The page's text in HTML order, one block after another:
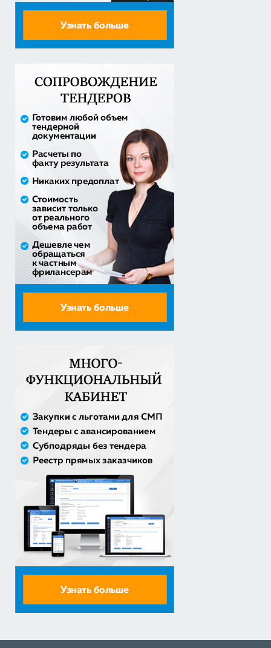
Оказание услуг по организации отдыха и
оздоровления детей из...
20% аванс;
Закупка путевок в детские специализированные
3 241 482,30 руб. - сумма сделки
30% аванс;
приобретение жилого помещения (квартиры) в
муниципальную соб...
1 538 252,80 руб. - сумма сделки
30% аванс;
Закупка путевок в санаторно-курортные организации
детям-сиро...
5 860 400,00 руб. - сумма сделки
30% аванс;
Оказание услуг по организации отдыха и
оздоровления детей из...
2 558 571,60 руб. - сумма сделки
20% аванс;
(профильные) ла...
3 241 482,30 руб. - сумма сделки
30% аванс;
Оказание услуги по ремонту и техническому
обслуживанию летат...
979 492,71 руб. - сумма сделки
50% аванс;